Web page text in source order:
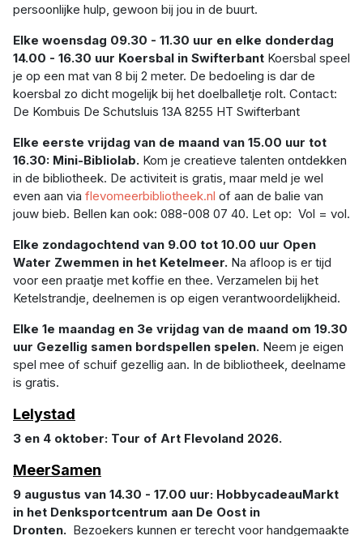
persoonlijke hulp, gewoon bij jou in de buurt.
Elke woensdag 09.30 - 11.30 uur en elke donderdag
14.00 - 16.30 uur Koersbal in Swifterbant Koersbal speel
je op een mat van 8 bij 2 meter. De bedoeling is dar de
koersbal zo dicht mogelijk bij het doelballetje rolt. Contact:
De Kombuis De Schutsluis 13A 8255 HT Swifterbant
Elke eerste vrijdag van de maand van 15.00 uur tot
16.30: Mini-Bibliolab. Kom je creatieve talenten ontdekken
in de bibliotheek. De activiteit is gratis, maar meld je wel
even aan via flevomeerbibliotheek.nl of aan de balie van
jouw bieb. Bellen kan ook: 088-008 07 40. Let op: Vol = vol.
Elke zondagochtend van 9.00 tot 10.00 uur Open
Water Zwemmen in het Ketelmeer. Na afloop is er tijd
voor een praatje met koffie en thee. Verzamelen bij het
Ketelstrandje, deelnemen is op eigen verantwoordelijkheid.
Elke 1e maandag en 3e vrijdag van de maand om 19.30
uur Gezellig samen bordspellen spelen. Neem je eigen
spel mee of schuif gezellig aan. In de bibliotheek, deelname
is gratis.
Lelystad
3 en 4 oktober: Tour of Art Flevoland 2026.
MeerSamen
9 augustus van 14.30 - 17.00 uur: HobbycadeauMarkt
in het Denksportcentrum aan De Oost in
Dronten. Bezoekers kunnen er terecht voor handgemaakte